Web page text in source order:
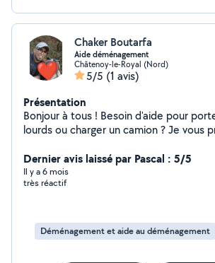
Chaker Boutarfa
Aide déménagement
Châtenoy-le-Royal (Nord)
5/5 (1 avis)
Présentation
Bonjour à tous ! Besoin d'aide pour porter des meubles
lourds ou charger un camion ? Je vous
travaux de manutention. Je vous aide pour :
Déménagement : Aide au chargement et
déchargement de votre véhicule de
Électroménager : Aide pour monter ou
frigos, machines à laver ou cuisinières,
Dernier avis laissé par Pascal : 5/5
Il y a 6 mois
très réactif
Déménagement et aide au déménagement